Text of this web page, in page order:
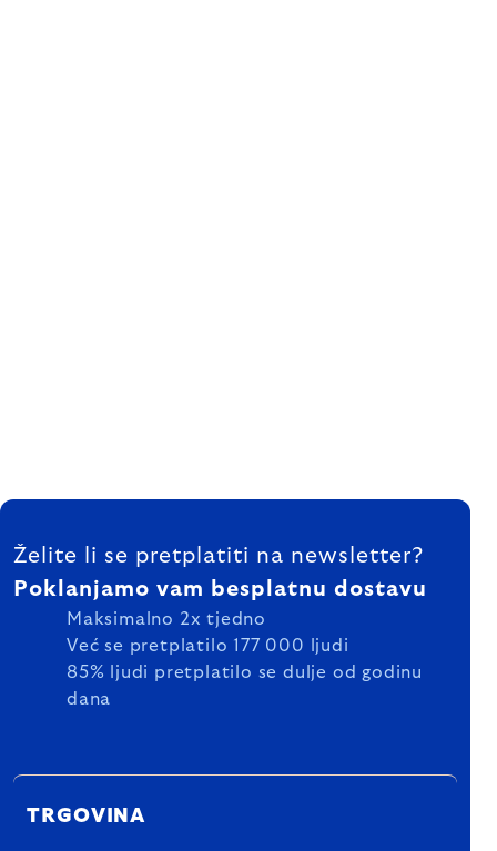
FOOTER
Želite li se pretplatiti na newsletter?
Poklanjamo vam besplatnu dostavu
Maksimalno 2x tjedno
Već se pretplatilo 177 000 ljudi
85% ljudi pretplatilo se dulje od godinu
dana
TRGOVINA